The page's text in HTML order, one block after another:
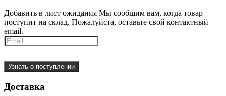
Добавить в лист ожидания Мы сообщим вам, когда товар
поступит на склад. Пожалуйста, оставьте свой контактный
email.
Узнать о поступлении
Доставка